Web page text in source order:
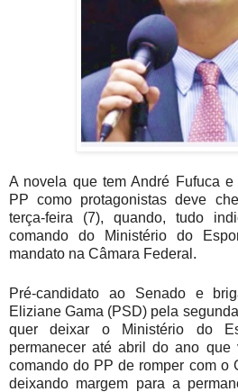
A novela que tem André Fufuca
PP como protagonistas deve
terça-feira (7), quando, tudo
comando do Ministério do
mandato na Câmara Federal.
Pré-candidato ao Senado e
Eliziane Gama (PSD) pela
quer deixar o Ministério do
permanecer até abril do ano
comando do PP de romper com o
deixando margem para a